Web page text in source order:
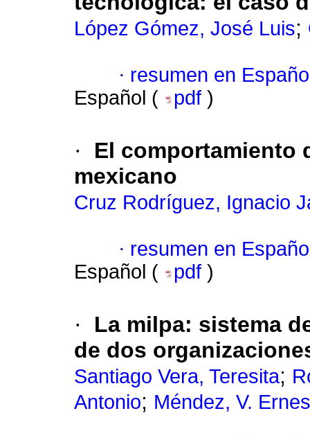
López Gómez, José Luis;
· resumen en
Español (
pdf )
·
El comportamiento
mexicano
Cruz Rodríguez, Ignacio
· resumen en
Español (
pdf )
·
La milpa: sistema
de dos
Santiago Vera, Teresita;
Antonio; Méndez, V.